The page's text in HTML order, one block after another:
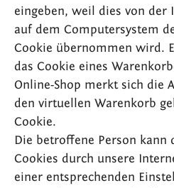
eingeben, weil dies von der
auf dem Computersystem
Cookie übernommen wird.
das Cookie eines
Online-Shop merkt sich die
den virtuellen Warenkorb
Cookie.
Die betroffene Person kann
Cookies durch unsere
einer entsprechenden